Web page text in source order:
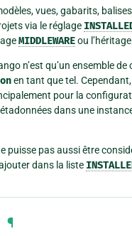
vues, gabarits,
via le réglage
MIDDLEWAREou
n’est qu’un ensemble
en tant que tel.
pour la
dans une
puisse pas aussi être
dans la liste
¶